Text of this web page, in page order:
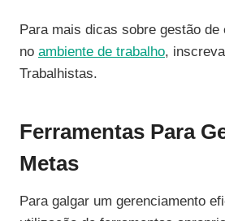
Para mais dicas sobre gestão
no ambiente de trabalho,
Trabalhistas.
Ferramentas Para
Metas
Para galgar um gerenciamento